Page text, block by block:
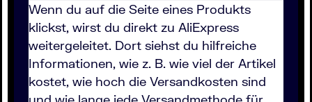
Wenn du auf die Seite eines Produkts
klickst, wirst du direkt zu AliExpress
weitergeleitet. Dort siehst du hilfreiche
Informationen, wie z. B. wie viel der Artikel
kostet, wie hoch die Versandkosten sind